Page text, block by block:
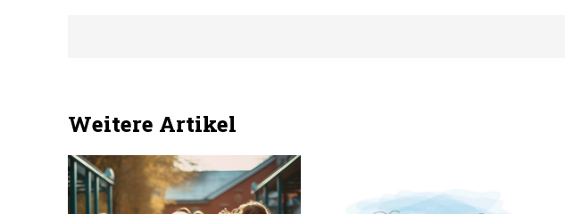
Weitere Artikel